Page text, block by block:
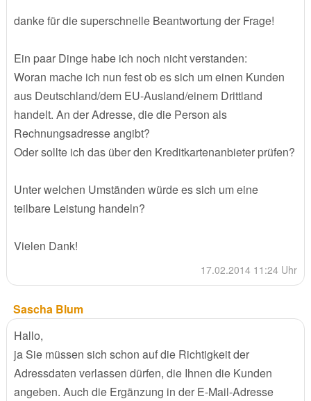
danke für die superschnelle Beantwortung der Frage!
Ein paar Dinge habe ich noch nicht verstanden:
Woran mache ich nun fest ob es sich um einen Kunden
aus Deutschland/dem EU-Ausland/einem Drittland
handelt. An der Adresse, die die Person als
Rechnungsadresse angibt?
Oder sollte ich das über den Kreditkartenanbieter prüfen?
Unter welchen Umständen würde es sich um eine
teilbare Leistung handeln?
Vielen Dank!
17.02.2014 11:24 Uhr
Sascha Blum
Hallo,
ja Sie müssen sich schon auf die Richtigkeit der
Adressdaten verlassen dürfen, die Ihnen die Kunden
angeben. Auch die Ergänzung in der E-Mail-Adresse